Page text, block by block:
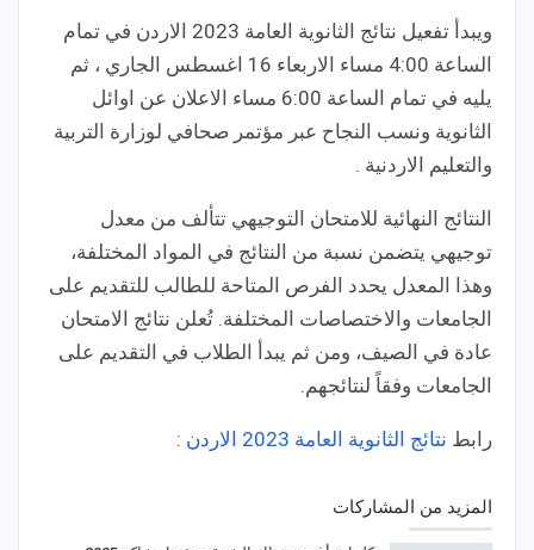
ويبدأ تفعيل نتائج الثانوية العامة 2023 الاردن في تمام
الساعة 4:00 مساء الاربعاء 16 اغسطس الجاري ، ثم
يليه في تمام الساعة 6:00 مساء الاعلان عن اوائل
الثانوية ونسب النجاح عبر مؤتمر صحافي لوزارة التربية
والتعليم الاردنية .
النتائج النهائية للامتحان التوجيهي تتألف من معدل
توجيهي يتضمن نسبة من النتائج في المواد المختلفة،
وهذا المعدل يحدد الفرص المتاحة للطالب للتقديم على
الجامعات والاختصاصات المختلفة. تُعلن نتائج الامتحان
عادة في الصيف، ومن ثم يبدأ الطلاب في التقديم على
الجامعات وفقاً لنتائجهم.
رابط نتائج الثانوية العامة 2023 الاردن :
المزيد من المشاركات